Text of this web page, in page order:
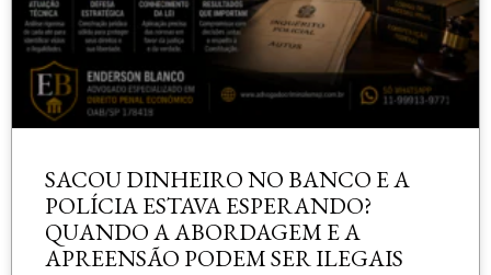
SACOU DINHEIRO NO BANCO E A
POLÍCIA ESTAVA ESPERANDO?
QUANDO A ABORDAGEM E A
APREENSÃO PODEM SER ILEGAIS